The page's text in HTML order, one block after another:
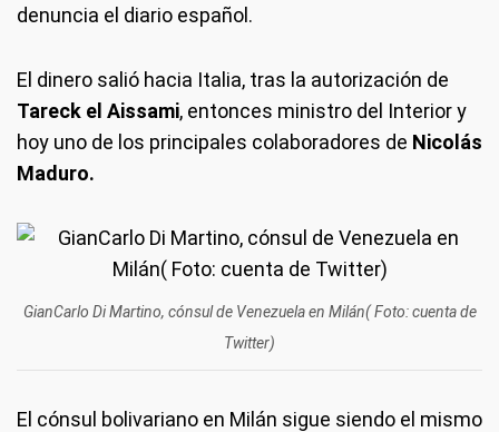
denuncia el diario español.
El dinero salió hacia Italia, tras la autorización de
Tareck el Aissami, entonces ministro del Interior y
hoy uno de los principales colaboradores de Nicolás
Maduro.
GianCarlo Di Martino, cónsul de Venezuela en Milán( Foto: cuenta de
Twitter)
El cónsul bolivariano en Milán sigue siendo el mismo